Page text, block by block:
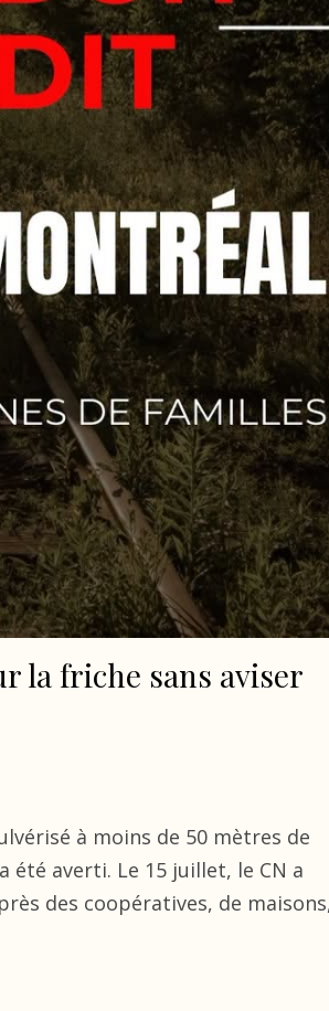
la friche sans aviser
à moins de 50 mètres de
été averti. Le 15 juillet, le CN a
des coopératives, de